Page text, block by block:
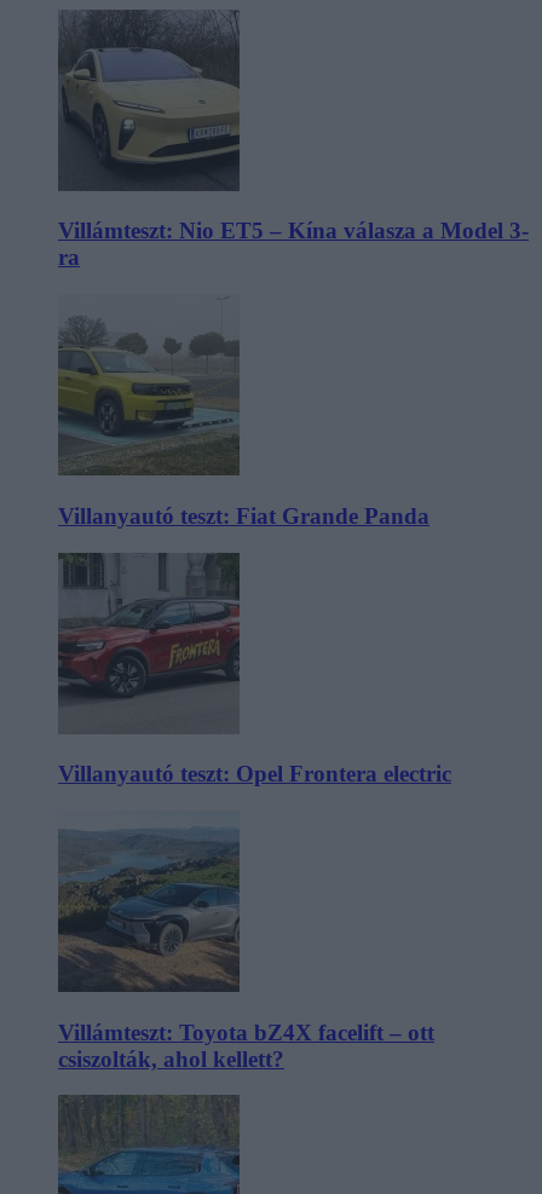
Villámteszt: Nio ET5 – Kína válasza a Model 3-
ra
Villanyautó teszt: Fiat Grande Panda
Villanyautó teszt: Opel Frontera electric
Villámteszt: Toyota bZ4X facelift – ott
csiszolták, ahol kellett?